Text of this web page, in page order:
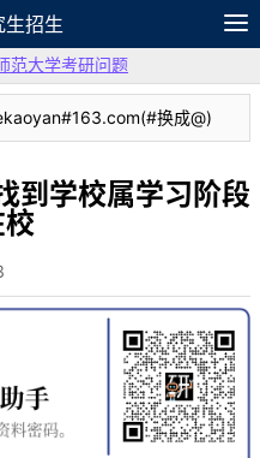
生招生
笔记
论坛
范大学考研问题
换成@)
到学校属学习阶段